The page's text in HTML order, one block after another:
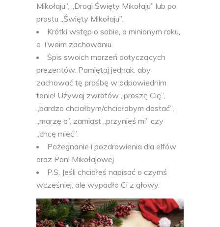
Mikołaju”, „Drogi Święty Mikołaju” lub po
prostu „Święty Mikołaju”.
Krótki wstęp o sobie, o minionym roku,
o Twoim zachowaniu.
Spis swoich marzeń dotyczących
prezentów. Pamiętaj jednak, aby
zachować tę prośbę w odpowiednim
tonie! Używaj zwrotów „proszę Cię”,
„bardzo chciałbym/chciałabym dostać”,
„marzę o”, zamiast „przynieś mi” czy
„chcę mieć”.
Pożegnanie i pozdrowienia dla elfów
oraz Pani Mikołajowej
P.S. Jeśli chciałeś napisać o czymś
wcześniej, ale wypadło Ci z głowy.